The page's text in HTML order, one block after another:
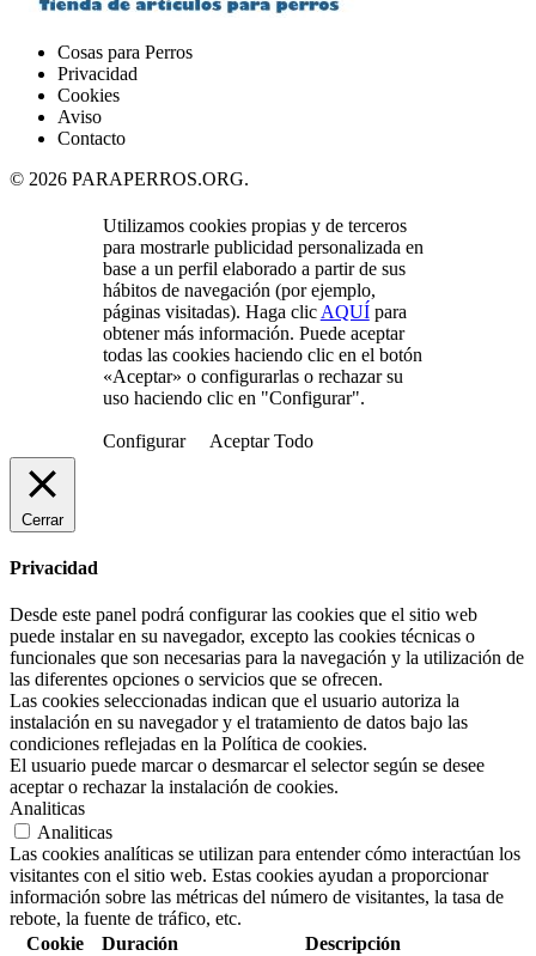
Cosas para Perros
Privacidad
Cookies
Aviso
Contacto
© 2026 PARAPERROS.ORG.
Utilizamos cookies propias y de terceros
para mostrarle publicidad personalizada en
base a un perfil elaborado a partir de sus
hábitos de navegación (por ejemplo,
páginas visitadas). Haga clic AQUÍpara
obtener más información. Puede aceptar
todas las cookies haciendo clic en el botón
«Aceptar» o configurarlas o rechazar su
uso haciendo clic en "Configurar".
Configurar Aceptar Todo
Cerrar
Privacidad
Desde este panel podrá configurar las cookies que el sitio web
puede instalar en su navegador, excepto las cookies técnicas o
funcionales que son necesarias para la navegación y la utilización de
las diferentes opciones o servicios que se ofrecen.
Las cookies seleccionadas indican que el usuario autoriza la
instalación en su navegador y el tratamiento de datos bajo las
condiciones reflejadas en la Política de cookies.
El usuario puede marcar o desmarcar el selector según se desee
aceptar o rechazar la instalación de cookies.
Analiticas
Analiticas
Las cookies analíticas se utilizan para entender cómo interactúan los
visitantes con el sitio web. Estas cookies ayudan a proporcionar
información sobre las métricas del número de visitantes, la tasa de
rebote, la fuente de tráfico, etc.
Cookie
Duración
Descripción